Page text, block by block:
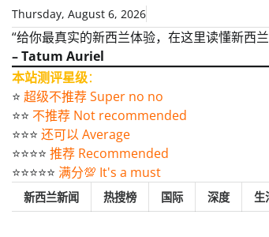
Skip
content
Thursday, August 6, 2026
“给你最真实的新西兰体验，在这里读懂新西
– Tatum Auriel
本站测评星级：
⭐️ 超级不推荐 Super no no
⭐️⭐️ 不推荐 Not recommended
⭐️⭐️⭐️ 还可以 Average
⭐️⭐️⭐️⭐️ 推荐 Recommended
⭐️⭐️⭐️⭐️⭐️ 满分💯 It's a must
新西兰新闻 热搜榜 国际 深度 生